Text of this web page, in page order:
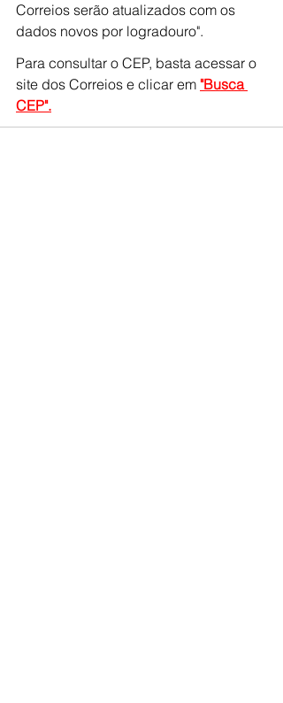
Correios serão atualizados com os
dados novos por logradouro".
Para consultar o CEP, basta acessar o
site dos Correios e clicar em "Busca
CEP".